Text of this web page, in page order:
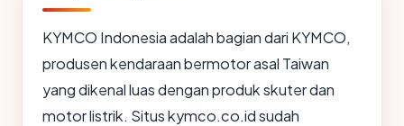
KYMCO Indonesia adalah bagian dari KYMCO,
produsen kendaraan bermotor asal Taiwan
yang dikenal luas dengan produk skuter dan
motor listrik. Situs kymco.co.id sudah